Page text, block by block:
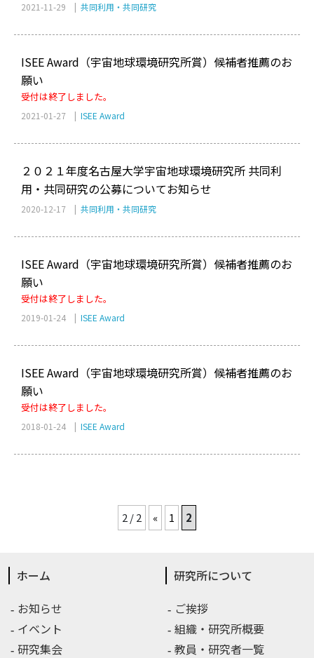
2021-11-29 | 共同利用・共同研究
ISEE Award（宇宙地球環境研究所賞）候補者推薦のお
願い
受付は終了しました。
2021-01-27 | ISEE Award
２０２１年度名古屋大学宇宙地球環境研究所 共同利
用・共同研究の公募についてお知らせ
2020-12-17 | 共同利用・共同研究
ISEE Award（宇宙地球環境研究所賞）候補者推薦のお
願い
受付は終了しました。
2019-01-24 | ISEE Award
ISEE Award（宇宙地球環境研究所賞）候補者推薦のお
願い
受付は終了しました。
2018-01-24 | ISEE Award
2 / 2 « 1 2
ホーム
お知らせ
イベント
研究集会
研究所について
ご挨拶
組織・研究所概要
教員・研究者一覧